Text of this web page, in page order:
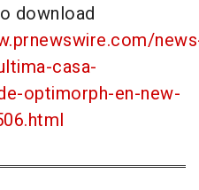
download
casa-
optimorph-en-new-